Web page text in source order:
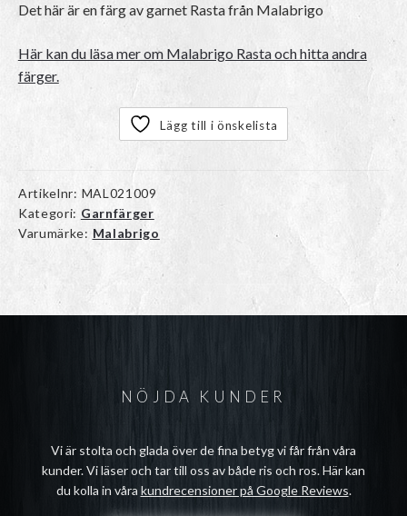
Det här är en färg av garnet Rasta från Malabrigo
Här kan du läsa mer om Malabrigo Rasta och hitta andra
färger.
Lägg till i önskelista
Artikelnr: MAL021009
Kategori: Garnfärger
Varumärke: Malabrigo
NÖJDA KUNDER
Vi är stolta och glada över de fina betyg vi får från våra
kunder. Vi läser och tar till oss av både ris och ros. Här kan
du kolla in våra kundrecensioner på Google Reviews.